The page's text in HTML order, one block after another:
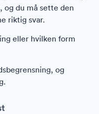
du må sette den
riktig svar.
eller hvilken form
og